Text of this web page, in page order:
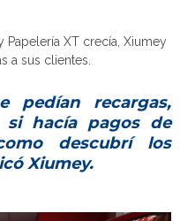
XT crecía, Xiumey
a sus clientes.
pedían recargas,
hacía pagos de
descubrí los
Xiumey.